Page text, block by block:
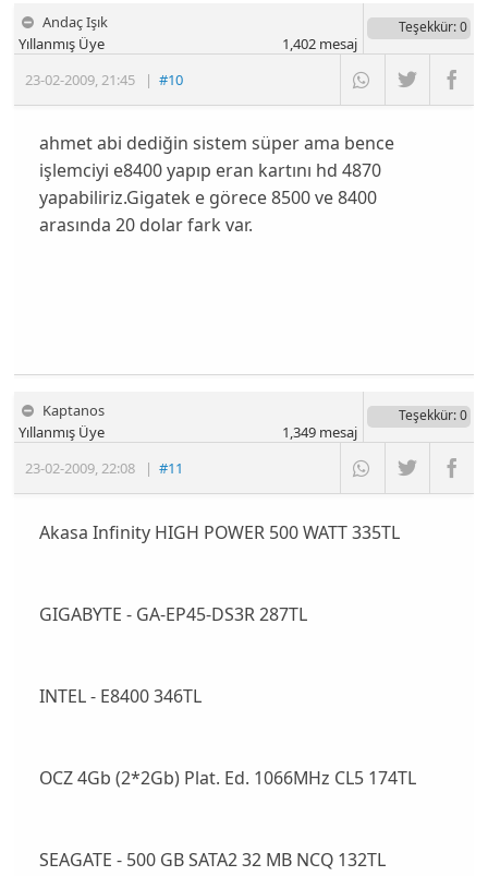
Andaç Işık
23-02-2009,21:45 |#10
Yıllanmış Üye
Teşekkür: 0
1,402mesaj
ahmet abi dediğin sistem süper ama bence
işlemciyi e8400 yapıp eran kartını hd 4870
yapabiliriz.Gigatek e görece 8500 ve 8400
arasında 20 dolar fark var.
Kaptanos
23-02-2009,22:08 |#11
Yıllanmış Üye
Teşekkür: 0
1,349mesaj
Akasa Infinity HIGH POWER 500 WATT 335TL
GIGABYTE - GA-EP45-DS3R 287TL
INTEL - E8400 346TL
OCZ 4Gb (2*2Gb) Plat. Ed. 1066MHz CL5 174TL
SEAGATE - 500 GB SATA2 32 MB NCQ 132TL